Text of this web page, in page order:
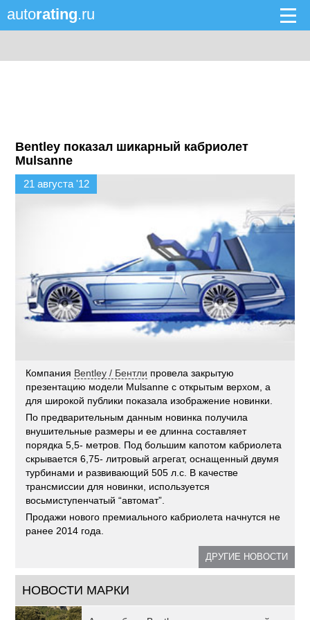
autorating.ru
Bentley показал шикарный кабриолет
Mulsanne
21 августа '12
Компания Bentley / Бентли провела закрытую
презентацию модели Mulsanne с открытым верхом, а
для широкой публики показала изображение новинки.
По предварительным данным новинка получила
внушительные размеры и ее длинна составляет
порядка 5,5- метров. Под большим капотом кабриолета
скрывается 6,75- литровый агрегат, оснащенный двумя
турбинами и развивающий 505 л.с. В качестве
трансмиссии для новинки, используется
восьмиступенчатый “автомат”.
Продажи нового премиального кабриолета начнутся не
ранее 2014 года.
ДРУГИЕ НОВОСТИ
НОВОСТИ МАРКИ